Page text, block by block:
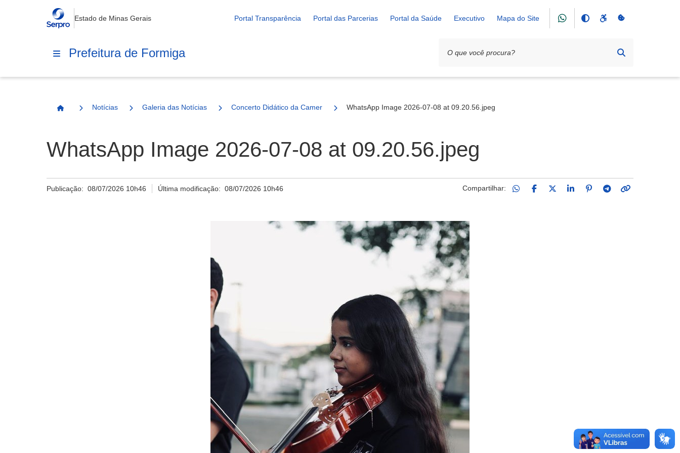
Estado de Minas Gerais Portal Transparência Portal das Parcerias Portal da Saúde Executivo Mapa do Site
Prefeitura de Formiga
Página Inicial
Notícias Galeria das Notícias Concerto Didático da Camerata Formiguense encanta público na Praça da Matriz
WhatsApp Image 2026-07-08 at 09.20.56.jpeg
WhatsApp Image 2026-07-08 at 09.20.56.jpeg
Publicação: 08/07/2026 10h46 Última modificação:08/07/2026 10h46 Compartilhar: